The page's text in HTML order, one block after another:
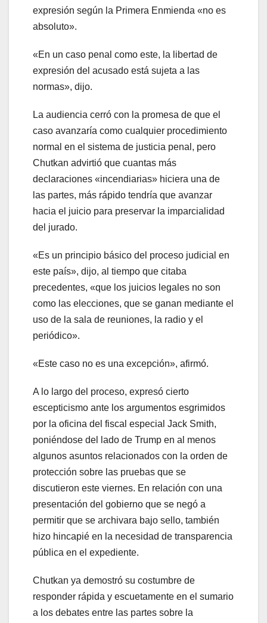
expresión según la Primera Enmienda «no es
absoluto».
«En un caso penal como este, la libertad de
expresión del acusado está sujeta a las
normas», dijo.
La audiencia cerró con la promesa de que el
caso avanzaría como cualquier procedimiento
normal en el sistema de justicia penal, pero
Chutkan advirtió que cuantas más
declaraciones «incendiarias» hiciera una de
las partes, más rápido tendría que avanzar
hacia el juicio para preservar la imparcialidad
del jurado.
«Es un principio básico del proceso judicial en
este país», dijo, al tiempo que citaba
precedentes, «que los juicios legales no son
como las elecciones, que se ganan mediante el
uso de la sala de reuniones, la radio y el
periódico».
«Este caso no es una excepción», afirmó.
A lo largo del proceso, expresó cierto
escepticismo ante los argumentos esgrimidos
por la oficina del fiscal especial Jack Smith,
poniéndose del lado de Trump en al menos
algunos asuntos relacionados con la orden de
protección sobre las pruebas que se
discutieron este viernes. En relación con una
presentación del gobierno que se negó a
permitir que se archivara bajo sello, también
hizo hincapié en la necesidad de transparencia
pública en el expediente.
Chutkan ya demostró su costumbre de
responder rápida y escuetamente en el sumario
a los debates entre las partes sobre la